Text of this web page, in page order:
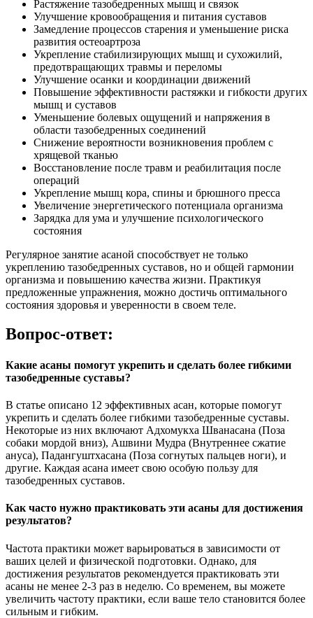
Растяжение тазобедренных мышц и связок
Улучшение кровообращения и питания суставов
Замедление процессов старения и уменьшение риска
развития остеоартроза
Укрепление стабилизирующих мышц и сухожилий,
предотвращающих травмы и переломы
Улучшение осанки и координации движений
Повышение эффективности растяжки и гибкости других
мышц и суставов
Уменьшение болевых ощущений и напряжения в
области тазобедренных соединений
Снижение вероятности возникновения проблем с
хрящевой тканью
Восстановление после травм и реабилитация после
операций
Укрепление мышц кора, спины и брюшного пресса
Увеличение энергетического потенциала организма
Зарядка для ума и улучшение психологического
состояния
Регулярное занятие асаной способствует не только
укреплению тазобедренных суставов, но и общей гармонии
организма и повышению качества жизни. Практикуя
предложенные упражнения, можно достичь оптимального
состояния здоровья и уверенности в своем теле.
Вопрос-ответ:
Какие асаны помогут укрепить и сделать более гибкими
тазобедренные суставы?
В статье описано 12 эффективных асан, которые помогут
укрепить и сделать более гибкими тазобедренные суставы.
Некоторые из них включают Адхомукха Шванасана (Поза
собаки мордой вниз), Ашвини Мудра (Внутреннее сжатие
ануса), Падангуштхасана (Поза согнутых пальцев ноги), и
другие. Каждая асана имеет свою особую пользу для
тазобедренных суставов.
Как часто нужно практиковать эти асаны для достижения
результатов?
Частота практики может варьироваться в зависимости от
ваших целей и физической подготовки. Однако, для
достижения результатов рекомендуется практиковать эти
асаны не менее 2-3 раз в неделю. Со временем, вы можете
увеличить частоту практики, если ваше тело становится более
сильным и гибким.